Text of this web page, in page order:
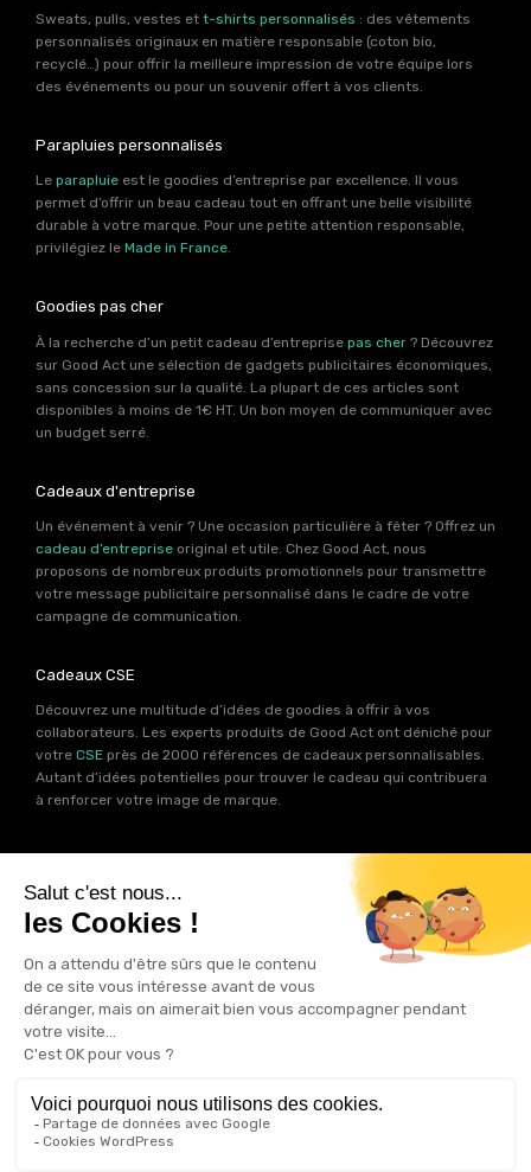
Sweats, pulls, vestes et t-shirts personnalisés : des vêtements
personnalisés originaux en matière responsable (coton bio,
recyclé…) pour offrir la meilleure impression de votre équipe lors
des événements ou pour un souvenir offert à vos clients.
Parapluies personnalisés
Le parapluie est le goodies d’entreprise par excellence. Il vous
permet d’offrir un beau cadeau tout en offrant une belle visibilité
durable à votre marque. Pour une petite attention responsable,
privilégiez le Made in France.
Goodies pas cher
À la recherche d’un petit cadeau d’entreprise pas cher ? Découvrez
sur Good Act une sélection de gadgets publicitaires économiques,
sans concession sur la qualité. La plupart de ces articles sont
disponibles à moins de 1€ HT. Un bon moyen de communiquer avec
un budget serré.
Cadeaux d'entreprise
Un événement à venir ? Une occasion particulière à fêter ? Offrez un
cadeau d’entreprise original et utile. Chez Good Act, nous
proposons de nombreux produits promotionnels pour transmettre
votre message publicitaire personnalisé dans le cadre de votre
campagne de communication.
Cadeaux CSE
Découvrez une multitude d’idées de goodies à offrir à vos
collaborateurs. Les experts produits de Good Act ont déniché pour
votre CSE près de 2000 références de cadeaux personnalisables.
Autant d’idées potentielles pour trouver le cadeau qui contribuera
à renforcer votre image de marque.
Goodies RSE
Vous souhaitez communiquer en accord avec vos valeurs ? Ca
tombe bien ! Un grand nombre de produits présents sur Good Act
Notre sélection RSEvous
permet de trouver un goodies parfait pour votre campagne de
communication. Des produits fabriqués avec amour dans de
bonnes conditions et un impact limité sur la planête.